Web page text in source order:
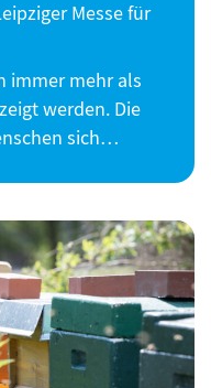
Messe für
immer mehr als
werden. Die
sich…